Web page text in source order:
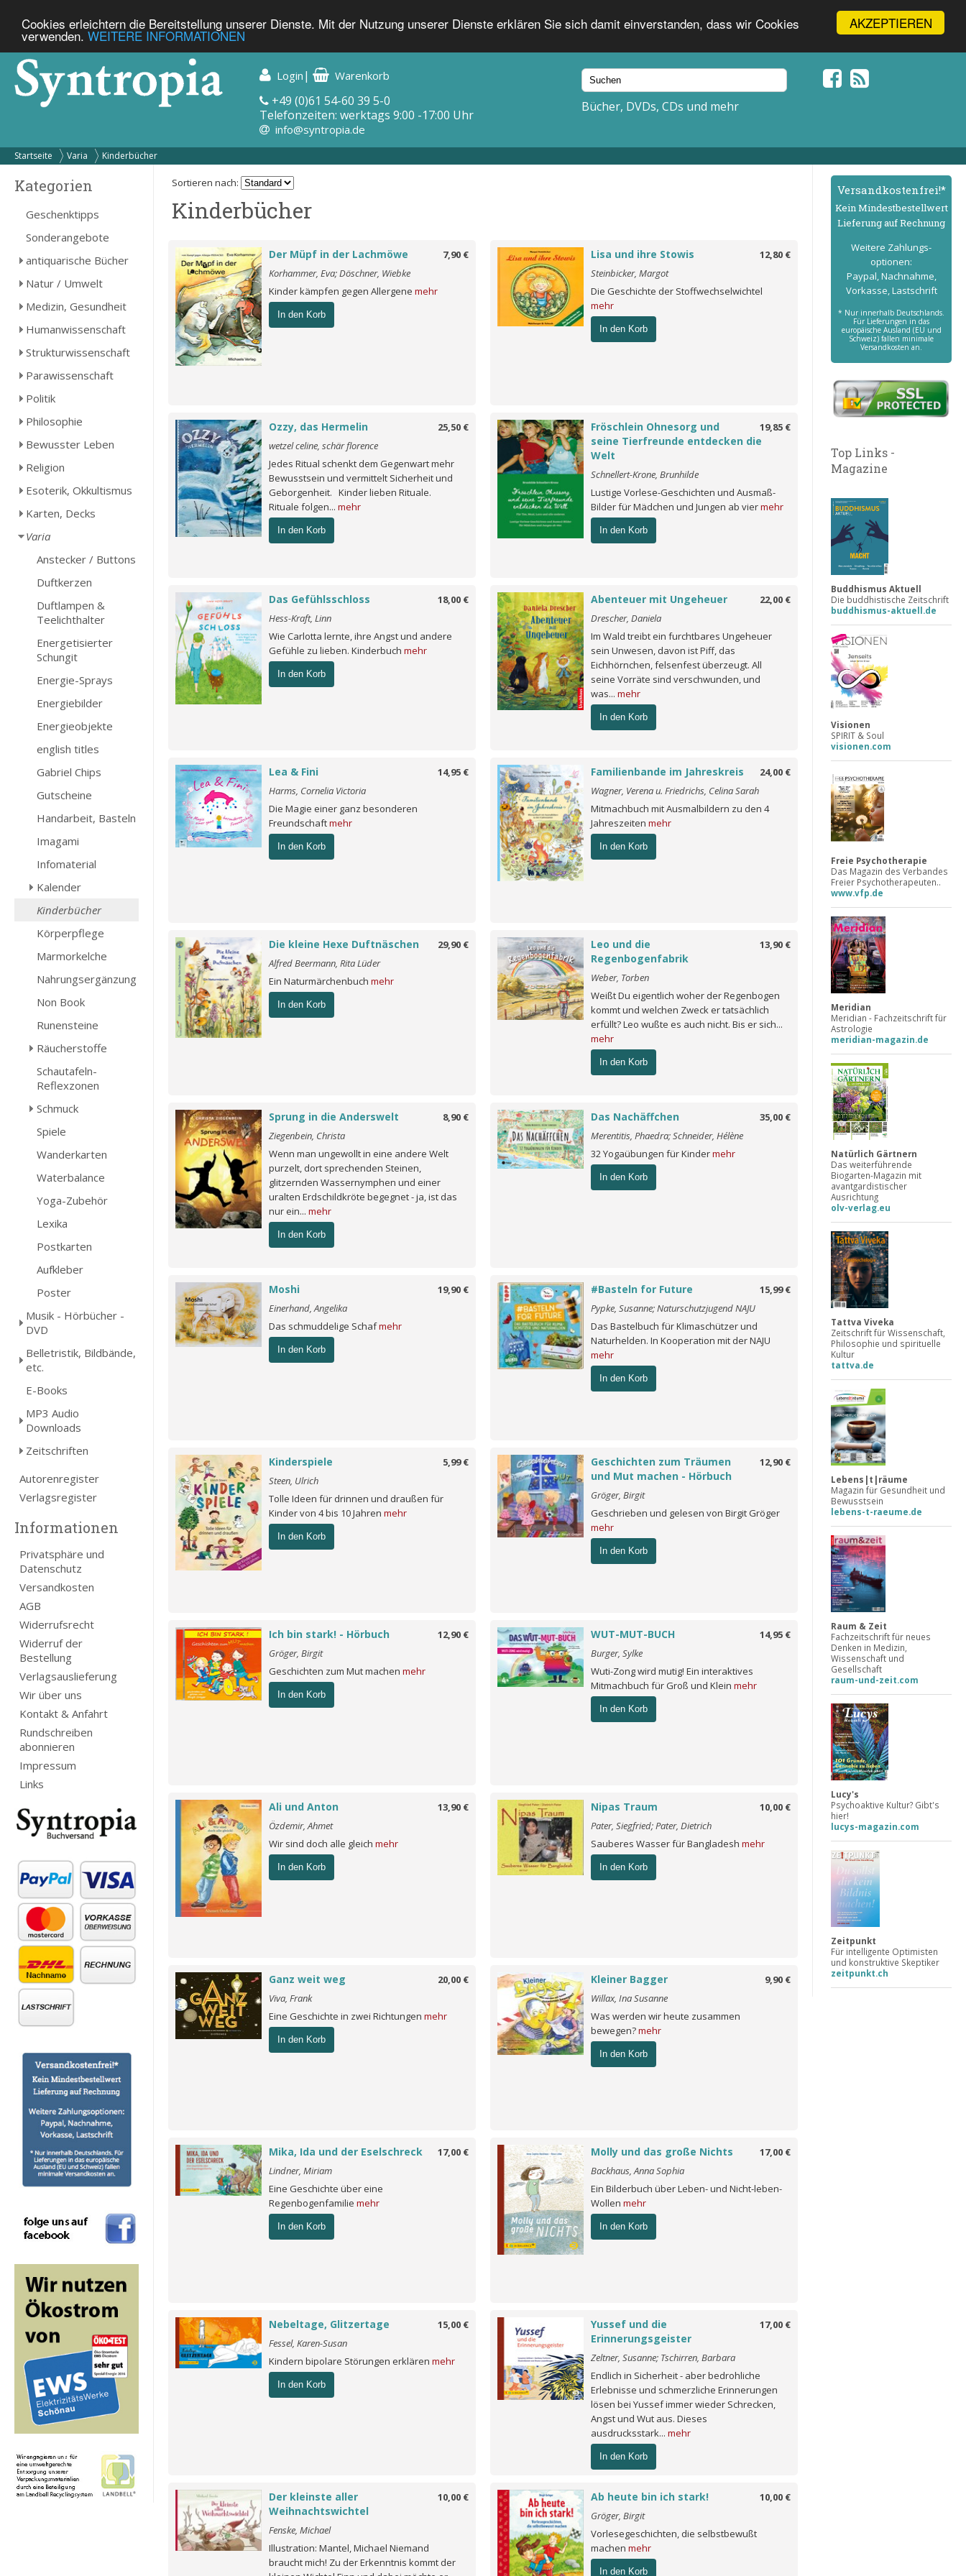
AKZEPTIEREN
Cookies erleichtern die Bereitstellung unserer Dienste. Mit der Nutzung unserer Dienste erklären Sie sich damit einverstanden, dass wir Cookies
verwenden. WEITERE INFORMATIONEN
Login | Warenkorb
+49 (0)61 54-60 39 5-0
Telefonzeiten: werktags 9:00 -17:00 Uhr
info@syntropia.de
Bücher, DVDs, CDs und mehr
Startseite Varia Kinderbücher
Kategorien
Geschenktipps
Sonderangebote
antiquarische Bücher
Natur / Umwelt
Medizin, Gesundheit
Humanwissenschaft
Strukturwissenschaft
Parawissenschaft
Politik
Philosophie
Bewusster Leben
Religion
Esoterik, Okkultismus
Karten, Decks
Varia
Anstecker / Buttons
Duftkerzen
Duftlampen &
Teelichthalter
Energetisierter
Schungit
Energie-Sprays
Energiebilder
Energieobjekte
english titles
Gabriel Chips
Gutscheine
Handarbeit, Basteln
Imagami
Infomaterial
Kalender
Kinderbücher
Körperpflege
Marmorkelche
Nahrungsergänzung
Non Book
Runensteine
Räucherstoffe
Schautafeln-
Reflexzonen
Schmuck
Spiele
Wanderkarten
Waterbalance
Yoga-Zubehör
Lexika
Postkarten
Aufkleber
Poster
Musik - Hörbücher -
DVD
Belletristik, Bildbände,
etc.
E-Books
MP3 Audio
Downloads
Zeitschriften
Autorenregister
Verlagsregister
Informationen
Privatsphäre und
Datenschutz
Versandkosten
AGB
Widerrufsrecht
Widerruf der
Bestellung
Verlagsauslieferung
Wir über uns
Kontakt & Anfahrt
Rundschreiben
abonnieren
Impressum
Links
Sortieren nach:
Kinderbücher
7,90 €
Der Müpf in der Lachmöwe
Korhammer, Eva; Döschner, Wiebke
Kinder kämpfen gegen Allergene mehr
In den Korb
12,80 €
Lisa und ihre Stowis
Steinbicker, Margot
Die Geschichte der Stoffwechselwichtel
mehr
In den Korb
25,50 €
Ozzy, das Hermelin
wetzel celine, schär florence
Jedes Ritual schenkt dem Gegenwart mehr
Bewusstsein und vermittelt Sicherheit und
Geborgenheit. Kinder lieben Rituale.
Rituale folgen... mehr
In den Korb
19,85 €
Fröschlein Ohnesorg und
seine Tierfreunde entdecken die
Welt
Schnellert-Krone, Brunhilde
Lustige Vorlese-Geschichten und Ausmaß-
Bilder für Mädchen und Jungen ab viermehr
In den Korb
18,00 €
Das Gefühlsschloss
Hess-Kraft, Linn
Wie Carlotta lernte, ihre Angst und andere
Gefühle zu lieben. Kinderbuch mehr
In den Korb
22,00 €
Abenteuer mit Ungeheuer
Drescher, Daniela
Im Wald treibt ein furchtbares Ungeheuer
sein Unwesen, davon ist Piff, das
Eichhörnchen, felsenfest überzeugt. All
seine Vorräte sind verschwunden, und
was... mehr
In den Korb
14,95 €
Lea & Fini
Harms, Cornelia Victoria
Die Magie einer ganz besonderen
Freundschaftmehr
In den Korb
24,00 €
Familienbande im Jahreskreis
Wagner, Verena u. Friedrichs, Celina Sarah
Mitmachbuch mit Ausmalbildern zu den 4
Jahreszeiten mehr
In den Korb
29,90 €
Die kleine Hexe Duftnäschen
Alfred Beermann, Rita Lüder
Ein Naturmärchenbuch mehr
In den Korb
13,90 €
Leo und die
Regenbogenfabrik
Weber, Torben
Weißt Du eigentlich woher der Regenbogen
kommt und welchen Zweck er tatsächlich
erfüllt? Leo wußte es auch nicht. Bis er sich...
mehr
In den Korb
8,90 €
Sprung in die Anderswelt
Ziegenbein, Christa
Wenn man ungewollt in eine andere Welt
purzelt, dort sprechenden Steinen,
glitzernden Wassernymphen und einer
uralten Erdschildkröte begegnet - ja, ist das
nur ein... mehr
In den Korb
35,00 €
Das Nachäffchen
Merentitis, Phaedra; Schneider, Hélène
32 Yogaübungen für Kindermehr
In den Korb
19,90 €
Moshi
Einerhand, Angelika
Das schmuddelige Schafmehr
In den Korb
15,99 €
#Basteln for Future
Pypke, Susanne; Naturschutzjugend NAJU
Das Bastelbuch für Klimaschützer und
Naturhelden. In Kooperation mit der NAJU
mehr
In den Korb
5,99 €
Kinderspiele
Steen, Ulrich
Tolle Ideen für drinnen und draußen für
Kinder von 4 bis 10 Jahren mehr
In den Korb
12,90 €
Geschichten zum Träumen
und Mut machen - Hörbuch
Gröger, Birgit
Geschrieben und gelesen von Birgit Gröger
mehr
In den Korb
12,90 €
Ich bin stark! - Hörbuch
Gröger, Birgit
Geschichten zum Mut machen mehr
In den Korb
14,95 €
WUT-MUT-BUCH
Burger, Sylke
Wuti-Zong wird mutig! Ein interaktives
Mitmachbuch für Groß und Klein mehr
In den Korb
13,90 €
Ali und Anton
Özdemir, Ahmet
Wir sind doch alle gleich mehr
In den Korb
10,00 €
Nipas Traum
Pater, Siegfried; Pater, Dietrich
Sauberes Wasser für Bangladesh mehr
In den Korb
20,00 €
Ganz weit weg
Viva, Frank
Eine Geschichte in zwei Richtungen mehr
In den Korb
9,90 €
Kleiner Bagger
Willax, Ina Susanne
Was werden wir heute zusammen
bewegen?mehr
In den Korb
17,00 €
Mika, Ida und der Eselschreck
Lindner, Miriam
Eine Geschichte über eine
Regenbogenfamilie mehr
In den Korb
17,00 €
Molly und das große Nichts
Backhaus, Anna Sophia
Ein Bilderbuch über Leben- und Nicht-leben-
Wollen mehr
In den Korb
15,00 €
Nebeltage, Glitzertage
Fessel, Karen-Susan
Kindern bipolare Störungen erklären mehr
In den Korb
17,00 €
Yussef und die
Erinnerungsgeister
Zeltner, Susanne; Tschirren, Barbara
Endlich in Sicherheit - aber bedrohliche
Erlebnisse und schmerzliche Erinnerungen
lösen bei Yussef immer wieder Schrecken,
Angst und Wut aus. Dieses
ausdrucksstark... mehr
In den Korb
10,00 €
Der kleinste aller
Weihnachtswichtel
Fenske, Michael
Illustration: Mantel, Michael Niemand
braucht mich! Zu der Erkenntnis kommt der
10,00 €
Ab heute bin ich stark!
Gröger, Birgit
Vorlesegeschichten, die selbstbewußt
machen mehr
In den Korb
Versand­kostenfrei!*
Kein Mindest­bestell­wert
Lieferung auf Rechnung
Weitere Zahlungs­
optionen:
Paypal, Nachnahme,
Vorkasse, Lastschrift
* Nur innerhalb Deutschlands.
Für Lieferungen in das
europäische Ausland (EU und
Schweiz) fallen minimale
Versandkosten an.
Top Links -
Magazine
Buddhismus Aktuell
Die buddhistische Zeitschrift
buddhismus-aktuell.de
Visionen
SPIRIT & Soul
visionen.com
Freie Psychotherapie
Das Magazin des Verbandes
Freier Psychotherapeuten..
www.vfp.de
Meridian
Meridian - Fachzeitschrift für
Astrologie
meridian-magazin.de
Natürlich Gärtnern
Das weiterführende
Biogarten-Magazin mit
avantgardistischer
Ausrichtung
olv-verlag.eu
Tattva Viveka
Zeitschrift für Wissenschaft,
Philosophie und spirituelle
Kultur
tattva.de
Lebens|t|räume
Magazin für Gesundheit und
Bewusstsein
lebens-t-raeume.de
Raum & Zeit
Fachzeitschrift für neues
Denken in Medizin,
Wissenschaft und
Gesellschaft
raum-und-zeit.com
Lucy's
Psychoaktive Kultur? Gibt's
hier!
lucys-magazin.com
Zeitpunkt
Für intelligente Optimisten
und konstruktive Skeptiker
zeitpunkt.ch